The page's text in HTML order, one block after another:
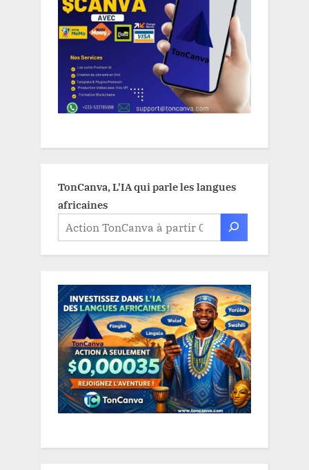
TonCanva, L'IA qui parle les langues
africaines